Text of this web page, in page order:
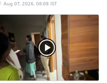
Aug 07, 2026, 08:08 IST